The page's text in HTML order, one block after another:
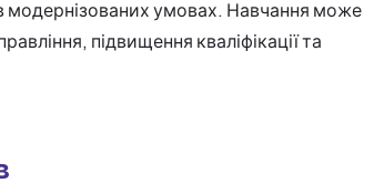
модернізованих умовах. Навчання може
підвищення кваліфікації та